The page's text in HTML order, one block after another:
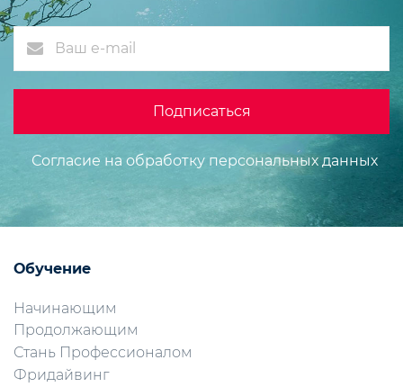
Согласие на обработку персональных данных
Обучение
Начинающим
Продолжающим
Стань Профессионалом
Фридайвинг